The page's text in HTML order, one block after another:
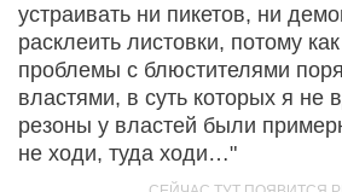
устраивать ни пикетов, ни
расклеить листовки, потому
проблемы с блюстителями
властями, в суть которых я не
резоны у властей были
не ходи, туда ходи…"